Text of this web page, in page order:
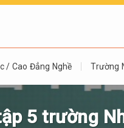
/ Cao Đẳng Nghề Trường
5 trường